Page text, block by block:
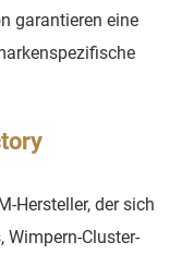
garantieren eine
Hersteller, der sich
Wimpern-Cluster-